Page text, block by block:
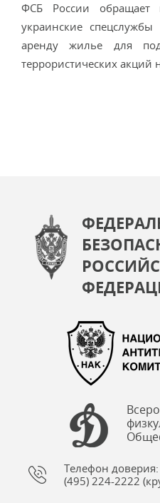
ФСБ России обращает
украинские
аренду жилье для
террористических акций
Телефон доверия:
(495) 224-2222